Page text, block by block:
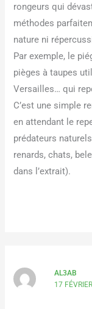
rongeurs qui
méthodes
nature ni
Par exemple, le
pièges à taupes
Versailles… qui
C’est une simple
en attendant le
prédateurs
renards, chats,
dans l’extrait).
AL3AB
17